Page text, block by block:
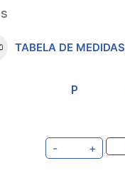
TABELA DE MEDIDAS
P
- +